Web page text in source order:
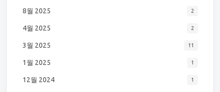
8월 2025 2
4월 2025 2
3월 2025 11
1월 2025 1
12월 2024 1